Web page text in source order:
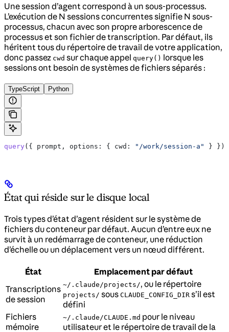
Une session d’agent correspond à un sous-processus.
L’exécution de N sessions concurrentes signifie N sous-
processus, chacun avec son propre arborescence de
processus et son fichier de transcription. Par défaut, ils
héritent tous du répertoire de travail de votre application,
donc passez cwd sur chaque appel query() lorsque les
sessions ont besoin de systèmes de fichiers séparés :
TypeScript Python
query ({ prompt , options: { cwd: "/work/session-a" } })
État qui réside sur le disque local
Trois types d’état d’agent résident sur le système de
fichiers du conteneur par défaut. Aucun d’entre eux ne
survit à un redémarrage de conteneur, une réduction
d’échelle ou un déplacement vers un nœud différent.
État
Emplacement par défaut
Transcriptions
de session
~/.claude/projects/, ou le répertoire
projects/ sous CLAUDE_CONFIG_DIR s’il est
défini
Fichiers
mémoire
~/.claude/CLAUDE.md pour le niveau
utilisateur et le répertoire de travail de la